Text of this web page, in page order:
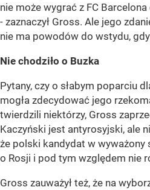
nie może wygrać z FC
- zaznaczył Gross. Ale jego
nie ma powodów do wstydu,
Nie chodziło o Buzka
Pytany, czy o słabym poparciu
mogła zdecydować jego
twierdzili niektórzy, Gross
Kaczyński jest antyrosyjski, ale
że polski kandydat w wyważony
o Rosji i pod tym względem nie
Gross zauważył też, że na